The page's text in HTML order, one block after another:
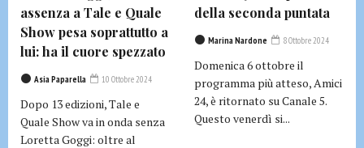
assenza a Tale e Quale
Show pesa soprattutto a
lui: ha il cuore spezzato
Asia Paparella 10 Ottobre 2024
Dopo 13 edizioni, Tale e
Quale Show va in onda senza
Loretta Goggi: oltre al
della seconda puntata
Marina Nardone 8 Ottobre 2024
Domenica 6 ottobre il
programma più atteso, Amici
24, è ritornato su Canale 5.
Questo venerdì si...